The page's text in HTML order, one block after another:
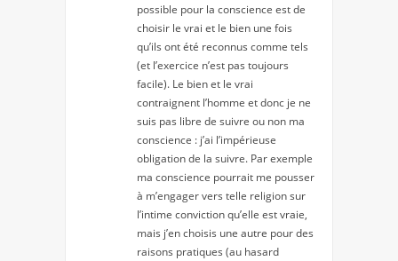
possible pour la conscience est de
choisir le vrai et le bien une fois
qu’ils ont été reconnus comme tels
(et l’exercice n’est pas toujours
facile). Le bien et le vrai
contraignent l’homme et donc je ne
suis pas libre de suivre ou non ma
conscience : j’ai l’impérieuse
obligation de la suivre. Par exemple
ma conscience pourrait me pousser
à m’engager vers telle religion sur
l’intime conviction qu’elle est vraie,
mais j’en choisis une autre pour des
raisons pratiques (au hasard